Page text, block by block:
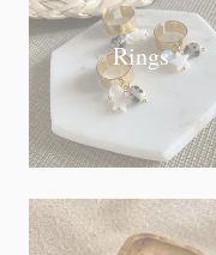
Rings